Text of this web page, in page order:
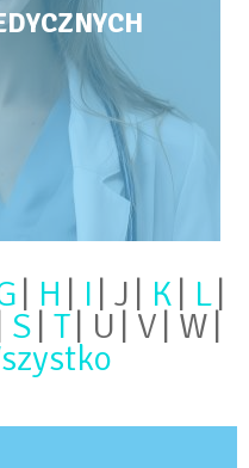
H I J K L
S T U V W